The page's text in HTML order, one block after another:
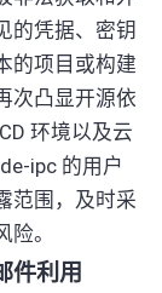
的凭据、密钥
的项目或构建
次凸显开源依
环境以及云
ipc 的用户
范围，及时采
。
件利用